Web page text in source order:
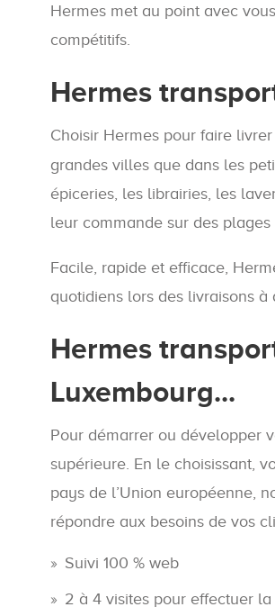
Hermes met au point avec
compétitifs.
Hermes
Choisir Hermes pour faire
grandes villes que dans les
épiceries, les librairies, les
leur commande sur des
Facile, rapide et efficace,
quotidiens lors des livraisons
Hermes
Luxembourg...
Pour démarrer ou développer
supérieure. En le choisissant,
pays de l’Union européenne,
répondre aux besoins de vos
Suivi 100 % web
2 à 4 visites pour effectuer